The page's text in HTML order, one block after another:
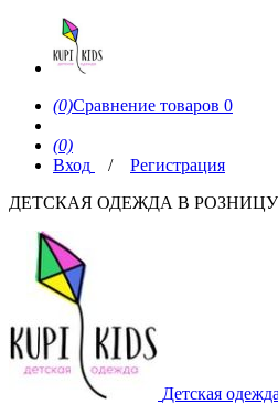
(0)Сравнение товаров 0
(0)
Вход
/
Регистрация
ДЕТСКАЯ ОДЕЖДА В
Детская